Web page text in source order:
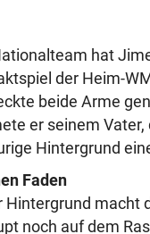
hat
der Heim-
beide Arme
er seinem Vater,
Hintergrund
Faden
macht
noch auf dem